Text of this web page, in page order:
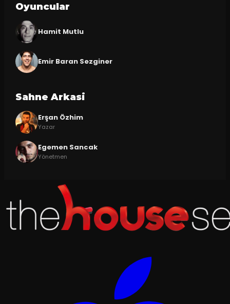
Oyuncular
Hamit Mutlu
Emir Baran Sezginer
Sahne Arkasi
Erşan Özhim
Yazar
Egemen Sancak
Yönetmen